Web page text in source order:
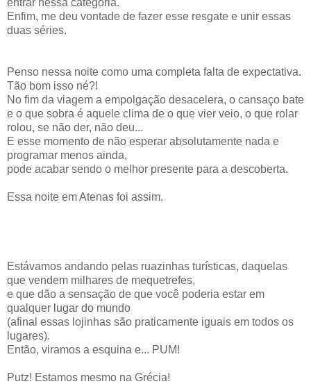
Enfim, me deu vontade de fazer esse resgate e unir essas
duas séries.
Penso nessa noite como uma completa falta de expectativa.
Tão bom isso né?!
No fim da viagem a empolgação desacelera, o cansaço bate
e o que sobra é aquele clima de o que vier veio, o que rolar
rolou, se não der, não deu...
E esse momento de não esperar absolutamente nada e
programar menos ainda,
pode acabar sendo o melhor presente para a descoberta.
Essa noite em Atenas foi assim.
Estávamos andando pelas ruazinhas turísticas, daquelas
que vendem milhares de mequetrefes,
e que dão a sensação de que você poderia estar em
qualquer lugar do mundo
(afinal essas lojinhas são praticamente iguais em todos os
lugares).
Então, viramos a esquina e... PUM!
Putz! Estamos mesmo na Grécia!